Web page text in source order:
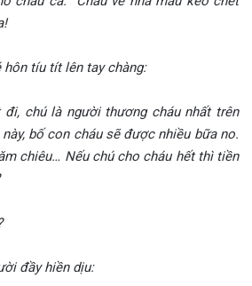
hôn tíu tít lên tay chàng:
đi, chú là người thương cháu nhất trên
bố con cháu sẽ được nhiều bữa no.
chiêu… Nếu chú cho cháu hết thì tiền
đầy hiền dịu: